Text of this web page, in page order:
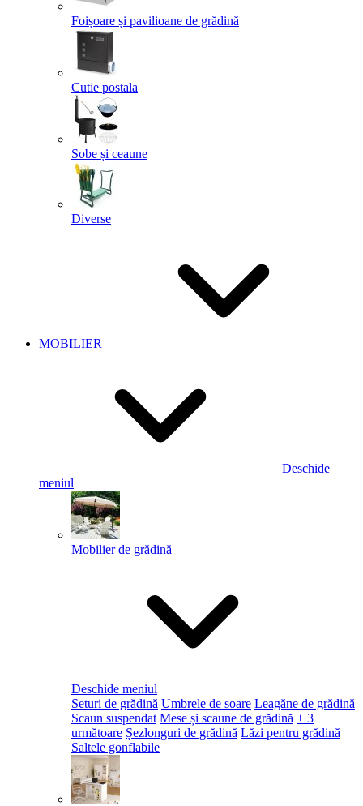
Foișoare și pavilioane de grădină
Cutie postala
Sobe și ceaune
Diverse
MOBILIER
Deschide
meniul
Mobilier de grădină
Deschide meniul
Seturi de grădină Umbrele de soare Leagăne de grădină
Scaun suspendat Mese și scaune de grădină + 3
următoare Șezlonguri de grădină Lăzi pentru grădină
Saltele gonflabile